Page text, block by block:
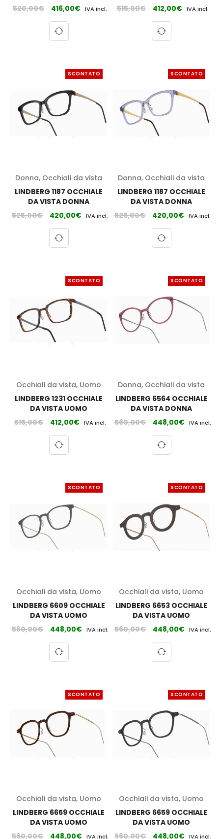
520,00€ 416,00€ IVA incl.
515,00€ 412,00€ IVA incl.
SCONTATO
Donna, Occhiali da vista
LINDBERG 1187 OCCHIALE
DA VISTA DONNA
525,00€ 420,00€ IVA incl.
SCONTATO
Donna, Occhiali da vista
LINDBERG 1187 OCCHIALE
DA VISTA DONNA
525,00€ 420,00€ IVA incl.
SCONTATO
Occhiali da vista, Uomo
LINDBERG 1231 OCCHIALE
DA VISTA UOMO
515,00€ 412,00€ IVA incl.
SCONTATO
Donna, Occhiali da vista
LINDBERG 6564 OCCHIALE
DA VISTA DONNA
560,00€ 448,00€ IVA incl.
SCONTATO
Occhiali da vista, Uomo
LINDBERG 6609 OCCHIALE
DA VISTA UOMO
560,00€ 448,00€ IVA incl.
SCONTATO
Occhiali da vista, Uomo
LINDBERG 6653 OCCHIALE
DA VISTA UOMO
560,00€ 448,00€ IVA incl.
SCONTATO
Occhiali da vista, Uomo
LINDBERG 6659 OCCHIALE
DA VISTA UOMO
560,00€ 448,00€ IVA incl.
SCONTATO
Occhiali da vista, Uomo
LINDBERG 6659 OCCHIALE
DA VISTA UOMO
560,00€ 448,00€ IVA incl.